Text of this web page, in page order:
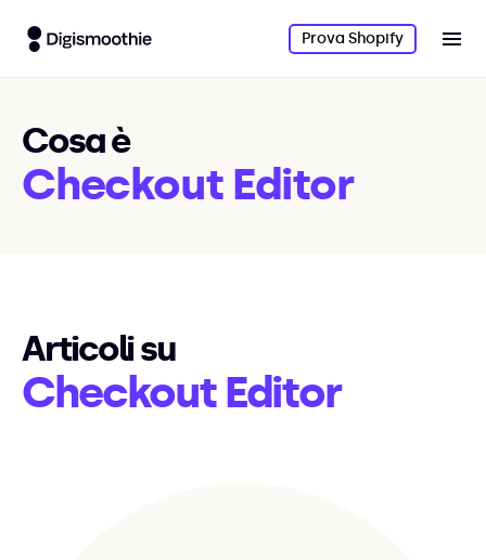
Prova Shopify
Cosa è
Checkout Editor
Articoli su
Checkout Editor